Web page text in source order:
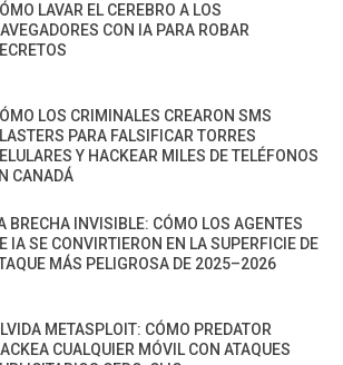
LAVAR EL CEREBRO A LOS
CON IA PARA ROBAR
LOS CRIMINALES CREARON SMS
PARA FALSIFICAR TORRES
Y HACKEAR MILES DE TELÉFONOS
CANADÁ
BRECHA INVISIBLE: CÓMO LOS AGENTES
IA SE CONVIRTIERON EN LA SUPERFICIE DE
MÁS PELIGROSA DE 2025–2026
METASPLOIT: CÓMO PREDATOR
CUALQUIER MÓVIL CON ATAQUES